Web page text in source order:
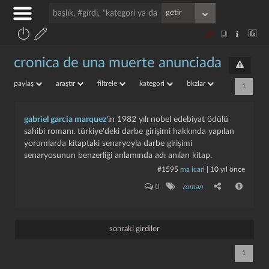
cronica de una muerte anunciada
paylaş araştır filtrele kategori bkzlar 1
gabriel garcia marquez'in 1982 yılı nobel edebiyat ödülü
sahibi romanı. türkiye'deki darbe girişimi hakkında yapılan
yorumlarda kitaptaki senaryoyla darbe girişimi
senaryosunun benzerliği anlamında adı anılan kitap.
#1595 ma icari 10 yıl önce
0 roman
sonraki girdiler
1